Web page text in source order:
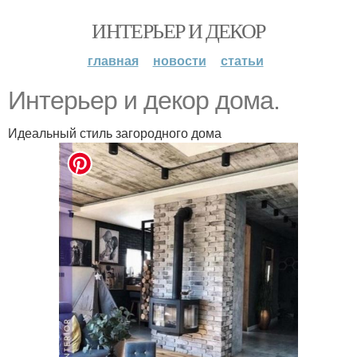
ИНТЕРЬЕР И ДЕКОР
главная новости статьи
Интерьер и декор дома.
Идеальный стиль загородного дома